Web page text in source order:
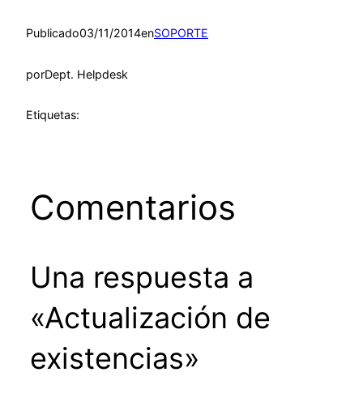
Publicado03/11/2014enSOPORTE
porDept. Helpdesk
Etiquetas:
Comentarios
Una respuesta a
«Actualización de
existencias»